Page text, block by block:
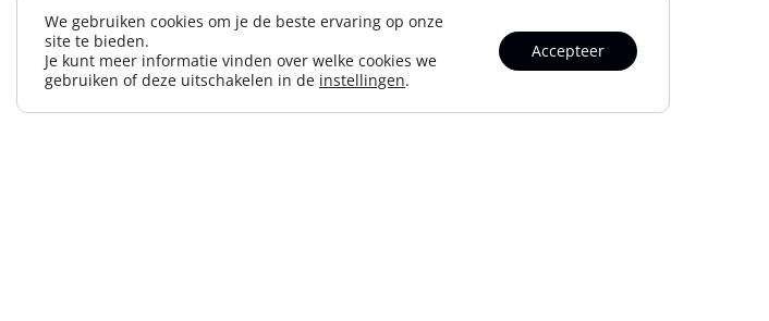
We gebruiken cookies om je de beste ervaring op onze
site te bieden.
Je kunt meer informatie vinden over welke cookies we
gebruiken of deze uitschakelen in de instellingen.
Accepteer